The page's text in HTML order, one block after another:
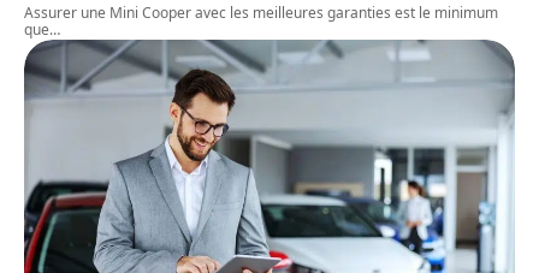
Assurer une Mini Cooper avec les meilleures garanties est le minimum
que…